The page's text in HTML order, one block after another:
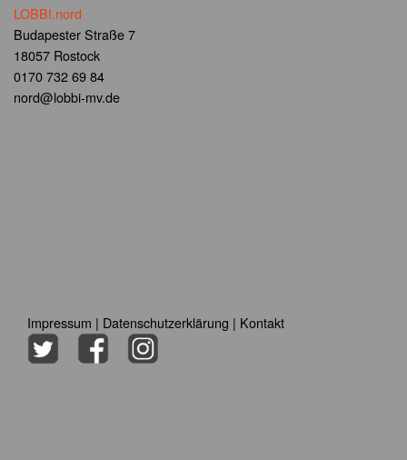
LOBBI.nord
Budapester Straße 7
18057 Rostock
0170 732 69 84
nord@lobbi-mv.de
Impressum | Datenschutzerklärung | Kontakt